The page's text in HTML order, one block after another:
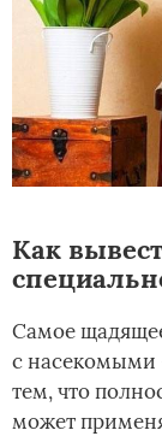
Как
Самое
с
тем, что
может